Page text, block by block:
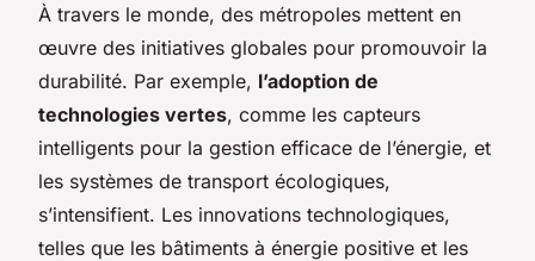
À travers le monde, des métropoles mettent en
œuvre des initiatives globales pour promouvoir la
durabilité. Par exemple, l’adoption de
technologies vertes, comme les capteurs
intelligents pour la gestion efficace de l’énergie, et
les systèmes de transport écologiques,
s’intensifient. Les innovations technologiques,
telles que les bâtiments à énergie positive et les